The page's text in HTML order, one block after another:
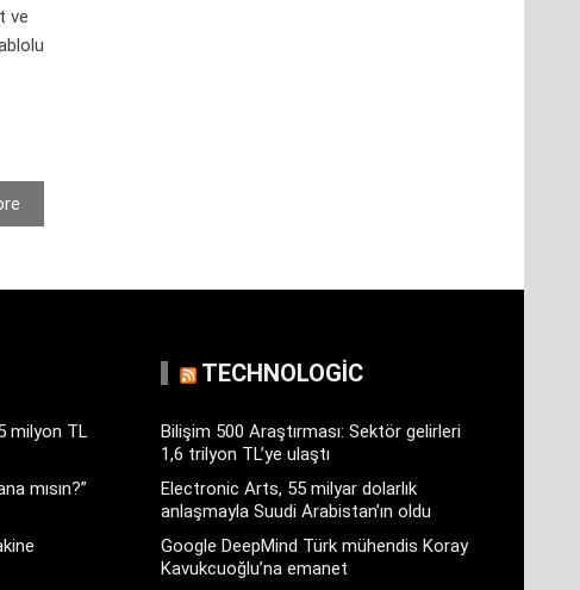
ve
milyon TL
mısın?”
TECHNOLOGIC
Bilişim 500 Araştırması: Sektör gelirleri
1,6 trilyon TL’ye ulaştı
Electronic Arts, 55 milyar dolarlık
anlaşmayla Suudi Arabistan’ın oldu
Google DeepMind Türk mühendis Koray
Kavukcuoğlu’na emanet